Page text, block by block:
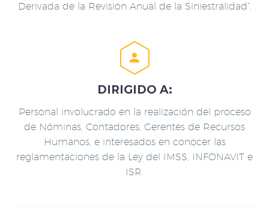
Derivada de la Revisión Anual de la Siniestralidad”.


DIRIGIDO A:
Personal involucrado en la realización del proceso
de Nóminas, Contadores, Gerentes de Recursos
Humanos, e interesados en conocer las
reglamentaciones de la Ley del IMSS, INFONAVIT e
ISR.